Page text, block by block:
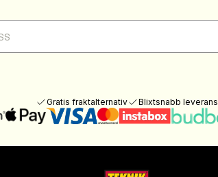
Gratis fraktalternativ Blixtsnabb leverans